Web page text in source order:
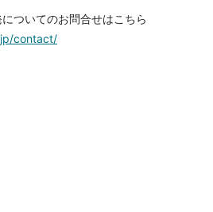
ついてのお問合せはこちら
contact/